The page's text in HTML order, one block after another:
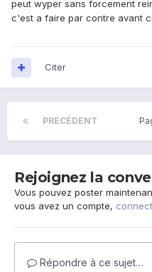
peut wyper sans forcement
c'est a faire par contre avant
Citer
PRÉCÉDENT
Rejoignez la
Vous pouvez poster
vous avez un compte,
Répondre à ce sujet…